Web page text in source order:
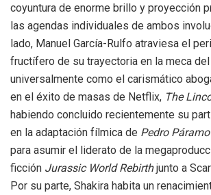
coyuntura de enorme brillo y proyección
las agendas individuales de ambos
lado, Manuel García-Rulfo atraviesa el
fructífero de su trayectoria en la meca
universalmente como el carismático
en el éxito de masas de Netflix, The
habiendo concluido recientemente su
en la adaptación fílmica de Pedro Páramo
para asumir el liderato de la
ficción Jurassic World Rebirthjunto a
Por su parte, Shakira habita un